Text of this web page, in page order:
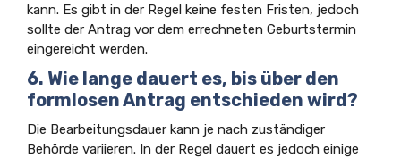
kann. Es gibt in der Regel keine festen Fristen, jedoch
sollte der Antrag vor dem errechneten Geburtstermin
eingereicht werden.
6. Wie lange dauert es, bis über den
formlosen Antrag entschieden wird?
Die Bearbeitungsdauer kann je nach zuständiger
Behörde variieren. In der Regel dauert es jedoch einige